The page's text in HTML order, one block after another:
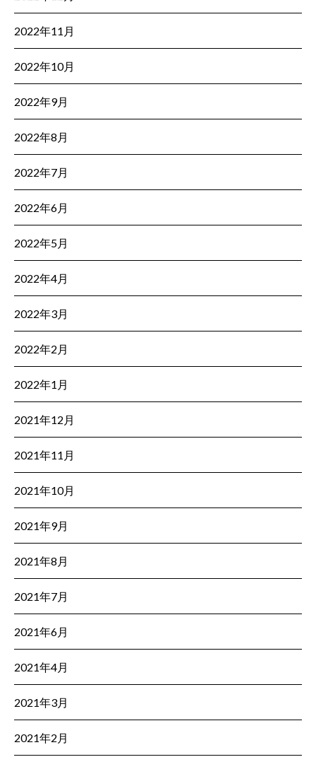
2022年11月
2022年10月
2022年9月
2022年8月
2022年7月
2022年6月
2022年5月
2022年4月
2022年3月
2022年2月
2022年1月
2021年12月
2021年11月
2021年10月
2021年9月
2021年8月
2021年7月
2021年6月
2021年4月
2021年3月
2021年2月